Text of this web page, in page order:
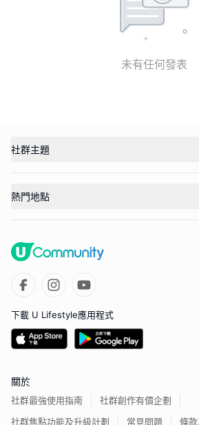
未有任何發表
社群主題
熱門地點
下載 U Lifestyle應用程式
關於
社群最強使用指南
社群創作有價企劃
社群焦點功能及升級計劃
常見問題 條